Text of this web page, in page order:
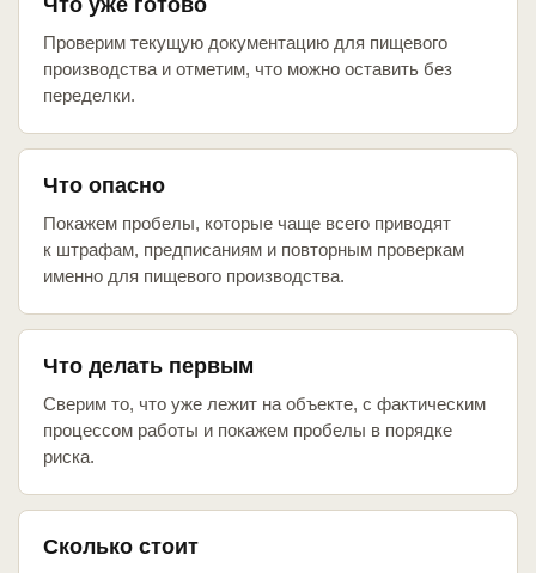
Что уже готово
Проверим текущую документацию для пищевого
производства и отметим, что можно оставить без
переделки.
Что опасно
Покажем пробелы, которые чаще всего приводят
к штрафам, предписаниям и повторным проверкам
именно для пищевого производства.
Что делать первым
Сверим то, что уже лежит на объекте, с фактическим
процессом работы и покажем пробелы в порядке
риска.
Сколько стоит